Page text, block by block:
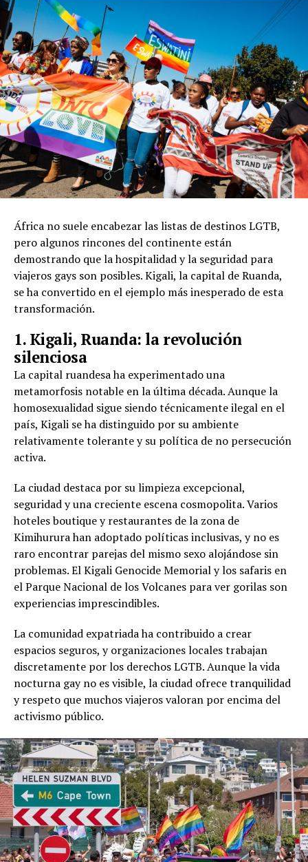
África no suele encabezar las listas de destinos LGTB,
pero algunos rincones del continente están
demostrando que la hospitalidad y la seguridad para
viajeros gays son posibles. Kigali, la capital de Ruanda,
se ha convertido en el ejemplo más inesperado de esta
transformación.
1. Kigali, Ruanda: la revolución
silenciosa
La capital ruandesa ha experimentado una
metamorfosis notable en la última década. Aunque la
homosexualidad sigue siendo técnicamente ilegal en el
país, Kigali se ha distinguido por su ambiente
relativamente tolerante y su política de no persecución
activa.
La ciudad destaca por su limpieza excepcional,
seguridad y una creciente escena cosmopolita. Varios
hoteles boutique y restaurantes de la zona de
Kimihurura han adoptado políticas inclusivas, y no es
raro encontrar parejas del mismo sexo alojándose sin
problemas. El Kigali Genocide Memorial y los safaris en
el Parque Nacional de los Volcanes para ver gorilas son
experiencias imprescindibles.
La comunidad expatriada ha contribuido a crear
espacios seguros, y organizaciones locales trabajan
discretamente por los derechos LGTB. Aunque la vida
nocturna gay no es visible, la ciudad ofrece tranquilidad
y respeto que muchos viajeros valoran por encima del
activismo público.